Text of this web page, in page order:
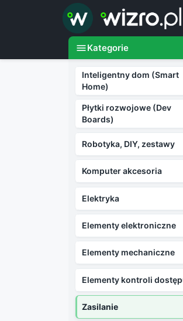
menuKategorie
Inteligentny dom (Smart
Home)
Płytki rozwojowe (Dev
Boards)
Robotyka, DIY, zestawy
Komputer akcesoria
Elektryka
Elementy elektroniczne
Elementy mechaniczne
Elementy kontroli
Zasilanie